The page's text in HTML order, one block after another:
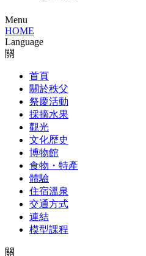
Menu
HOME
Language
關
首頁
關於秩父
祭慶活動
採摘水果
觀光
文化歴史
博物館
食物・特產
體驗
住宿溫泉
交通方式
連結
模型課程
關